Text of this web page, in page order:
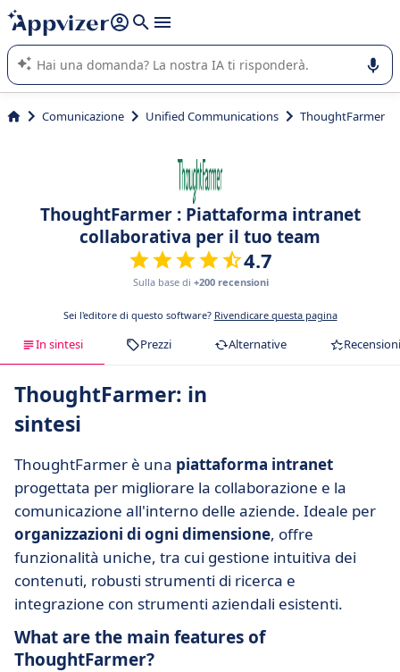
righe con
shift + enter
L'IA di Appvizer vi guida nell'utilizzo o nella scelta di un
software SaaS per la vostra azienda.
Comunicazione Unified Communications ThoughtFarmer
ThoughtFarmer : Piattaforma intranet
collaborativa per il tuo team
4.7
Sulla base di +200 recensioni
Sei l'editore di questo software? Rivendicare questa pagina
In sintesi Prezzi Alternative Recensioni
ThoughtFarmer: in
sintesi
ThoughtFarmer è una piattaforma intranet
progettata per migliorare la collaborazione e la
comunicazione all'interno delle aziende. Ideale per
organizzazioni di ogni dimensione, offre
funzionalità uniche, tra cui gestione intuitiva dei
contenuti, robusti strumenti di ricerca e
integrazione con strumenti aziendali esistenti.
What are the main features of
ThoughtFarmer?